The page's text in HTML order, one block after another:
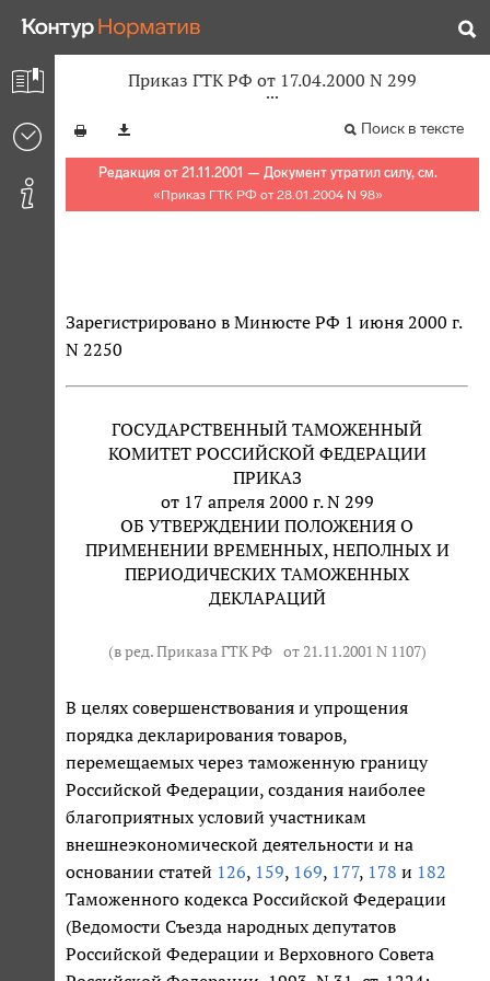
Приказ ГТК РФ от 17.04.2000 N 299
Поиск в тексте
Редакция от 21.11.2001 — Документ утратил силу, см.
«Приказ ГТК РФ от 28.01.2004 N 98»
Зарегистрировано в Минюсте РФ 1 июня 2000 г.
N 2250
ГОСУДАРСТВЕННЫЙ ТАМОЖЕННЫЙ
КОМИТЕТ РОССИЙСКОЙ ФЕДЕРАЦИИ
ПРИКАЗ
от 17 апреля 2000 г. N 299
ОБ УТВЕРЖДЕНИИ ПОЛОЖЕНИЯ О
ПРИМЕНЕНИИ ВРЕМЕННЫХ, НЕПОЛНЫХ И
ПЕРИОДИЧЕСКИХ ТАМОЖЕННЫХ
ДЕКЛАРАЦИЙ
(в ред. Приказа ГТК РФ от 21.11.2001 N 1107)
В целях совершенствования и упрощения
порядка декларирования товаров,
перемещаемых через таможенную границу
Российской Федерации, создания наиболее
благоприятных условий участникам
внешнеэкономической деятельности и на
основании статей 126, 159, 169, 177, 178 и 182
Таможенного кодекса Российской Федерации
(Ведомости Съезда народных депутатов
Российской Федерации и Верховного Совета